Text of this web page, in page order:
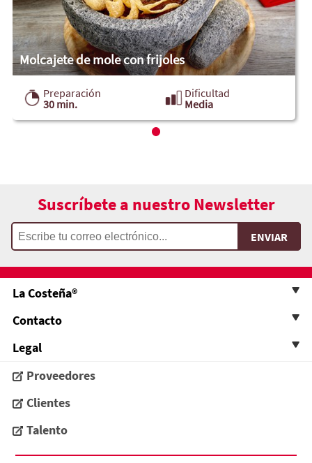
Molcajete de mole con frijoles
Preparación
30 min.
Dificultad
Media
Suscríbete a nuestro Newsletter
La Costeña®
Contacto
Legal
Proveedores
Clientes
Talento